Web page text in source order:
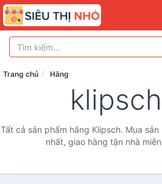
Trang chủ Hãng
klipsch
Tất cả sản phẩm hãng Klipsch. Mua
nhất, giao hàng tận nhà